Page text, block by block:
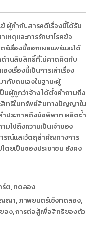
ผู้กำกับสารคดีเรื่องนี้ได้รับ
หตุและการรักษาโรคข้อ
เรื่องนี้ออกเผยแพร่และได้
านลิขสิทธิ์ที่ไม่คาดคิดกับ
งเรื่องนี้เป็นการเล่าเรื่อง
กับตนเองในฐานะผู้
นผู้ถูกว่าจ้าง ได้ตั้งคำถามถึง
สิทธิในทรัพย์สินทางปัญญาใน
ประกาศถึงข้อพิพาท ผลิตซ้ำ
มไปถึงความเป็นเจ้าของ
ารณ์และวัตถุสำคัญทางการ
ไตยเป็นของประชาชน ยังคง
ร์ต, ทดลอง
ญา, ภาพยนตร์เชิงทดลอง,
อง, การต่อสู้เพื่อสิทธิของตัว